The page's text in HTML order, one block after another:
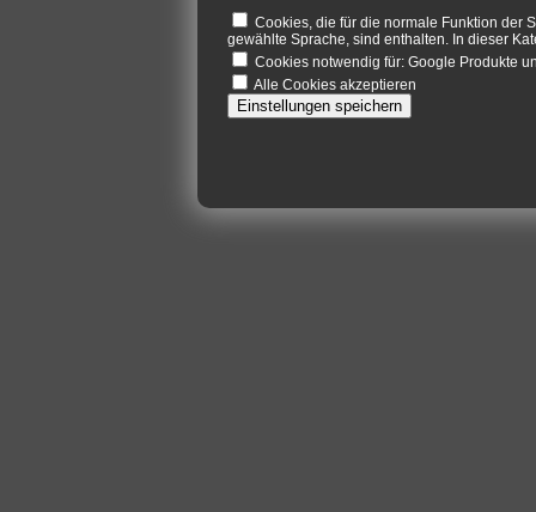
Cookies, die für die normale Funktion der
gewählte Sprache, sind enthalten. In dieser
Cookies notwendig für: Google Produkte
Alle Cookies akzeptieren
Einstellungen speichern